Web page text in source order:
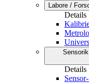
Labore /
Details
Details